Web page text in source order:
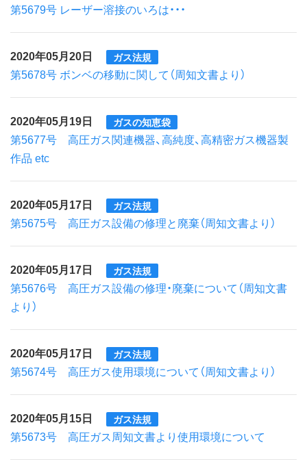
第5679号 レーザー溶接のいろは・・・
2020年05月20日 ガス法規
第5678号 ボンベの移動に関して（周知文書より）
2020年05月19日 ガスの知恵袋
第5677号 高圧ガス関連機器、高純度、高精密ガス機器製
作品 etc
2020年05月17日 ガス法規
第5675号 高圧ガス設備の修理と廃棄（周知文書より）
2020年05月17日 ガス法規
第5676号 高圧ガス設備の修理・廃棄について（周知文書
より）
2020年05月17日 ガス法規
第5674号 高圧ガス使用環境について（周知文書より）
2020年05月15日 ガス法規
第5673号 高圧ガス周知文書より使用環境について